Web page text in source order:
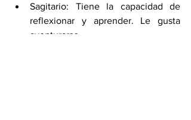
Sagitario: Tiene la capacidad de
reflexionar y aprender. Le gusta
aventurarse.